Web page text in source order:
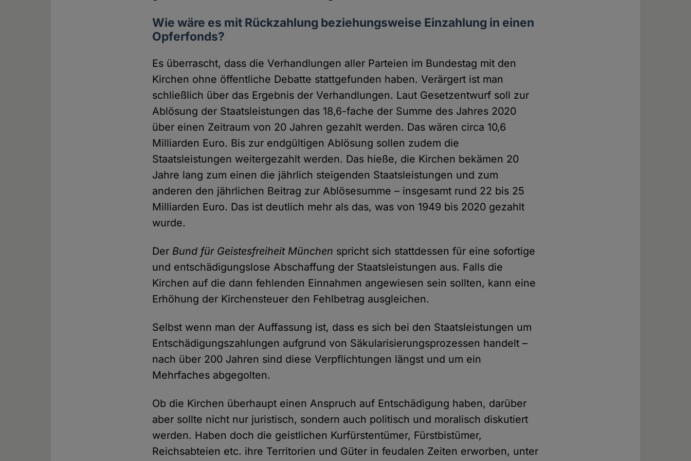
Wie wäre es mit Rückzahlung beziehungsweise Einzahlung in einen
Opferfonds?
Es überrascht, dass die Verhandlungen aller Parteien im Bundestag mit den
Kirchen ohne öffentliche Debatte stattgefunden haben. Verärgert ist man
schließlich über das Ergebnis der Verhandlungen. Laut Gesetzentwurf soll zur
Ablösung der Staatsleistungen das 18,6-fache der Summe des Jahres 2020
über einen Zeitraum von 20 Jahren gezahlt werden. Das wären circa 10,6
Milliarden Euro. Bis zur endgültigen Ablösung sollen zudem die
Staatsleistungen weitergezahlt werden. Das hieße, die Kirchen bekämen 20
Jahre lang zum einen die jährlich steigenden Staatsleistungen und zum
anderen den jährlichen Beitrag zur Ablösesumme – insgesamt rund 22 bis 25
Milliarden Euro. Das ist deutlich mehr als das, was von 1949 bis 2020 gezahlt
wurde.
Der Bund für Geistesfreiheit München spricht sich stattdessen für eine sofortige
und entschädigungslose Abschaffung der Staatsleistungen aus. Falls die
Kirchen auf die dann fehlenden Einnahmen angewiesen sein sollten, kann eine
Erhöhung der Kirchensteuer den Fehlbetrag ausgleichen.
Selbst wenn man der Auffassung ist, dass es sich bei den Staatsleistungen um
Entschädigungszahlungen aufgrund von Säkularisierungsprozessen handelt –
nach über 200 Jahren sind diese Verpflichtungen längst und um ein
Mehrfaches abgegolten.
Ob die Kirchen überhaupt einen Anspruch auf Entschädigung haben, darüber
aber sollte nicht nur juristisch, sondern auch politisch und moralisch diskutiert
werden. Haben doch die geistlichen Kurfürstentümer, Fürstbistümer,
Reichsabteien etc. ihre Territorien und Güter in feudalen Zeiten erworben, unter